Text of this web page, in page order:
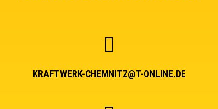
KRAFTWERK-CHEMNITZ@T-ONLINE.DE